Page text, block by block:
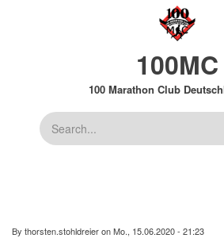
100MC
100 Marathon Club
Suche
By thorsten.stohldreieronMo., 15.06.2020 - 21:23